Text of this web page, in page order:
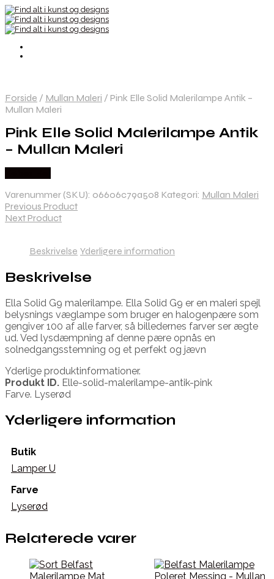
Forside / Mullan Maleri / Pink Elle Solid Malerilampe Antik –
Mullan Maleri
Pink Elle Solid Malerilampe Antik
– Mullan Maleri
Varenummer (SKU): 06606c79a508 Kategori: Mullan Maleri
Previous Product
Next Product
Beskrivelse Yderligere information
Beskrivelse
Ella Solid G9 malerilampe. Ella Solid G9 er en maleri spejl
belysnings væglampe som bruger en halogenpære som
gengiver 100 af alle farver, så billedernes farver ser ægte
ud. Ved lysdæmpning af denne pære opnås en
solnedgangsstemning og et perfekt og jævn
Yderlige produktinformationer.
Produkt ID. Elle-solid-malerilampe-antik-pink
Farve. Lyserød
Yderligere information
Butik
Lamper U
Farve
Lyserød
Relaterede varer